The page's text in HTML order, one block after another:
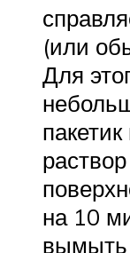
(или
Для
на 10
вымыть